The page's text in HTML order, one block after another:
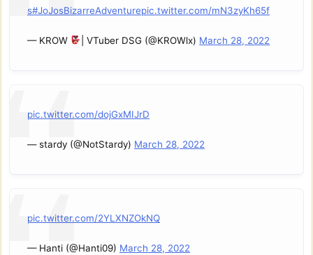
s#JoJosBizarreAdventurepic.twitter.com/mN3zyKh65f
— KROW | VTuber DSG (@KROWlx) March 28, 2022
pic.twitter.com/dojGxMIJrD
— stardy (@NotStardy) March 28, 2022
pic.twitter.com/2YLXNZOkNQ
— Hanti (@Hanti09) March 28, 2022